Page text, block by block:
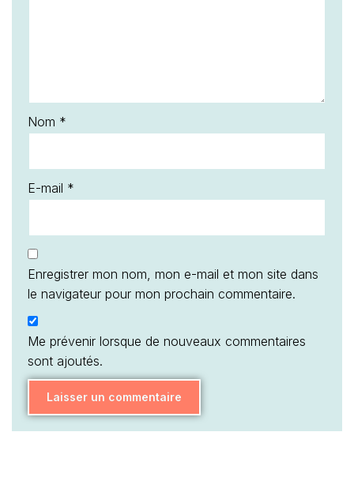
Nom *
E-mail *
Enregistrer mon nom, mon e-mail et mon site dans
le navigateur pour mon prochain commentaire.
Me prévenir lorsque de nouveaux commentaires
sont ajoutés.